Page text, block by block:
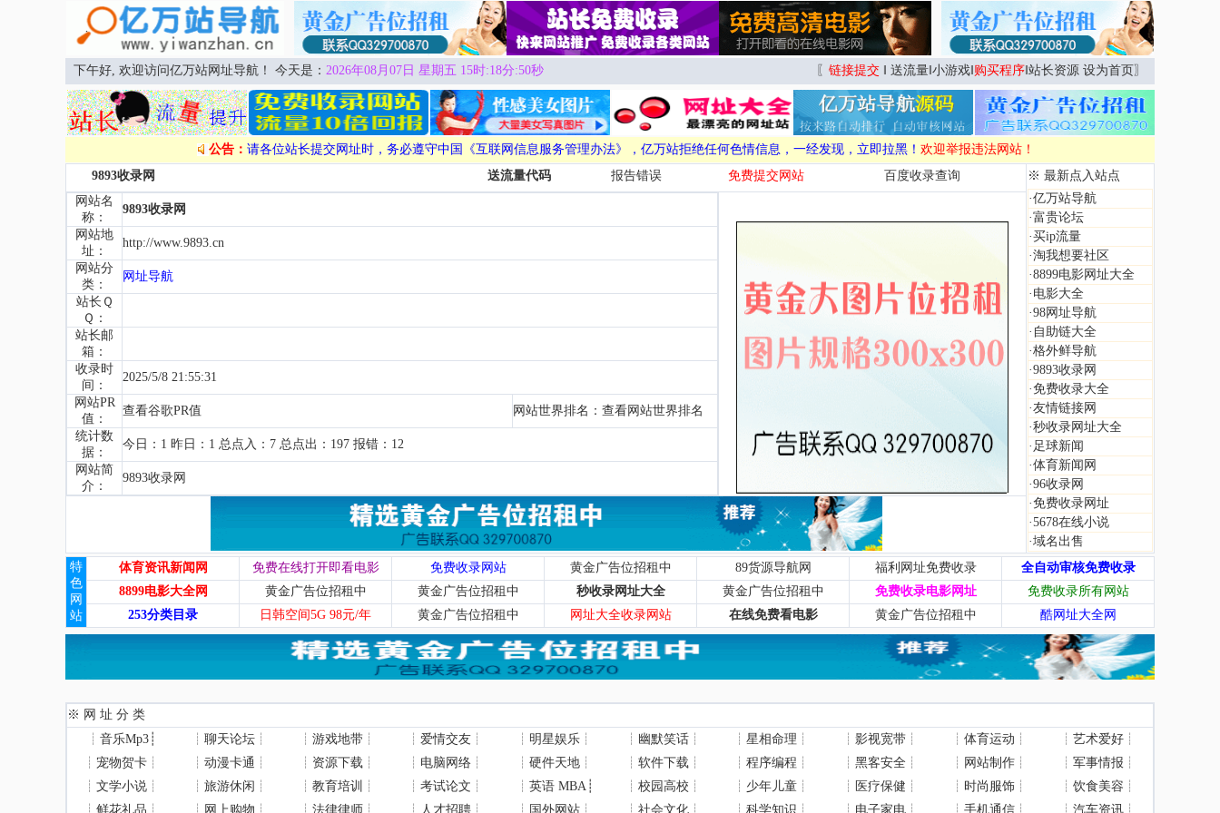
下午好, 欢迎访问亿万站网址导航！ 今天是： 2026年08月07日 星期五 15时:18分:50秒 〖 链接提交 送流量 小游戏 购买程序 站长资源 设为首页〗
公告： 请各位站长提交网址时，务必遵守中国《互联网信息服务管理办法》，亿万站拒绝任何色情信息，一经发现，立即拉黑！ 欢迎举报违法网站！
9893收录网
送流量代码 报告错误 免费提交网站 百度收录查询
※ 最新点入站点
·亿万站导航
·富贵论坛
·买ip流量
·淘我想要社区
·8899电影网址大全
· 电影大全
·98网址导航
· 自助链大全
·格外鲜导航
·9893收录网
·免费收录大全
·友情链接网
·秒收录网址大全
· 足球新闻
·体育新闻网
·96收录网
·免费收录网址
·5678在线小说
·域名出售
网站名
称：
9893收录网
网站地
址：
http://www.9893.cn
网站分
类：
网址导航
站长Ｑ
Ｑ：
站长邮
箱：
收录时
间：
2025/5/8 21:55:31
网站PR
值：
查看谷歌PR值 网站世界排名： 查看网站世界排名
统计数
据：
今日：1 昨日：1 总点入：7 总点出：197 报错：12
网站简
介：
9893收录网
特
色
网
站
体育资讯新闻网 免费在线打开即看电影 免费收录网站 黄金广告位招租中 89货源导航网 福利网址免费收录
全自动审核免费收录
8899电影大全网
黄金广告位招租中 黄金广告位招租中 秒收录网址大全 黄金广告位招租中 免费收录电影网址
免费收录所有网站
253分类目录
日韩空间5G 98元/年 黄金广告位招租中 网址大全收录网站 在线免费看电影 黄金广告位招租中 酷网址大全网
※ 网 址 分 类
┊ 音乐Mp3 ┊ ┊ 聊天论坛 ┊ ┊ 游戏地带 ┊ ┊ 爱情交友 ┊ ┊ 明星娱乐 ┊ ┊ 幽默笑话 ┊ ┊ 星相命理 ┊ ┊ 影视宽带┊ ┊ 体育运动 ┊ ┊ 艺术爱好┊
┊ 宠物贺卡 ┊ ┊ 动漫卡通 ┊ ┊ 资源下载 ┊ ┊ 电脑网络 ┊ ┊ 硬件天地 ┊ ┊ 软件下载 ┊ ┊ 程序编程 ┊ ┊ 黑客安全┊ ┊ 网站制作┊ ┊ 军事情报 ┊
┊ 文学小说 ┊ ┊ 旅游休闲 ┊ ┊ 教育培训 ┊ ┊ 考试论文 ┊ ┊ 英语 MBA┊ ┊ 校园高校 ┊ ┊ 少年儿童 ┊ ┊ 医疗保健 ┊ ┊ 时尚服饰┊ ┊ 饮食美容 ┊
┊ 鲜花礼品 ┊ ┊ 网上购物 ┊ ┊ 法律律师 ┊ ┊ 人才招聘 ┊ ┊ 国外网站 ┊ ┊ 社会文化 ┊ ┊ 科学知识 ┊ ┊ 电子家电┊ ┊ 手机通信┊ ┊ 汽车资讯┊